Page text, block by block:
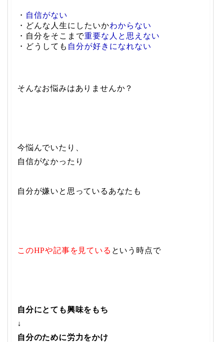
・ 自信がない
・どんな人生にしたいかわからない
・自分をそこまで重要な人と思えない
・どうしても 自分が好きになれない
そんなお悩みはありませんか？
今悩んでいたり、
自信がなかったり
自分が嫌いと思っているあなたも
このHPや記事を見ている という時点で
自分にとても興味をもち
↓
自分のために労力をかけ